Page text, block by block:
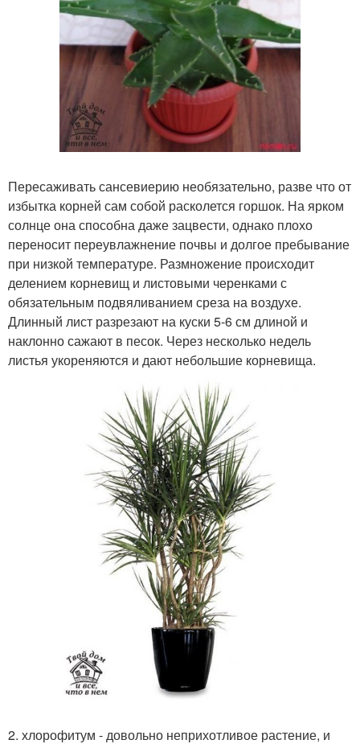
Пересаживать сансевиерию необязательно, разве что от
избытка корней сам собой расколется горшок. На ярком
солнце она способна даже зацвести, однако плохо
переносит переувлажнение почвы и долгое пребывание
при низкой температуре. Размножение происходит
делением корневищ и листовыми черенками с
обязательным подвяливанием среза на воздухе.
Длинный лист разрезают на куски 5-6 см длиной и
наклонно сажают в песок. Через несколько недель
листья укореняются и дают небольшие корневища.
2. хлорофитум - довольно неприхотливое растение, и